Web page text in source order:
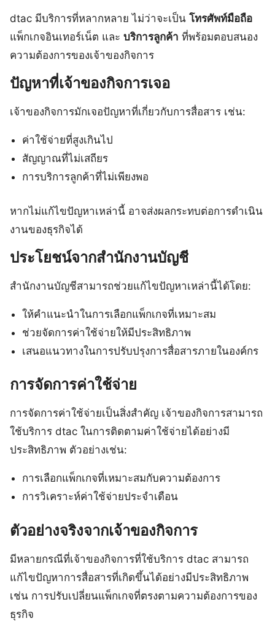
dtac มีบริการที่หลากหลาย ไม่ว่าจะเป็น โทรศัพท์มือถือ
แพ็กเกจอินเทอร์เน็ต และ บริการลูกค้า ที่พร้อมตอบสนอง
ความต้องการของเจ้าของกิจการ
ปัญหาที่เจ้าของกิจการเจอ
เจ้าของกิจการมักเจอปัญหาที่เกี่ยวกับการสื่อสาร เช่น:
ค่าใช้จ่ายที่สูงเกินไป
สัญญาณที่ไม่เสถียร
การบริการลูกค้าที่ไม่เพียงพอ
หากไม่แก้ไขปัญหาเหล่านี้ อาจส่งผลกระทบต่อการดำเนิน
งานของธุรกิจได้
ประโยชน์จากสำนักงานบัญชี
สำนักงานบัญชีสามารถช่วยแก้ไขปัญหาเหล่านี้ได้โดย:
ให้คำแนะนำในการเลือกแพ็กเกจที่เหมาะสม
ช่วยจัดการค่าใช้จ่ายให้มีประสิทธิภาพ
เสนอแนวทางในการปรับปรุงการสื่อสารภายในองค์กร
การจัดการค่าใช้จ่าย
การจัดการค่าใช้จ่ายเป็นสิ่งสำคัญ เจ้าของกิจการสามารถ
ใช้บริการ dtac ในการติดตามค่าใช้จ่ายได้อย่างมี
ประสิทธิภาพ ตัวอย่างเช่น:
การเลือกแพ็กเกจที่เหมาะสมกับความต้องการ
การวิเคราะห์ค่าใช้จ่ายประจำเดือน
ตัวอย่างจริงจากเจ้าของกิจการ
มีหลายกรณีที่เจ้าของกิจการที่ใช้บริการ dtac สามารถ
แก้ไขปัญหาการสื่อสารที่เกิดขึ้นได้อย่างมีประสิทธิภาพ
เช่น การปรับเปลี่ยนแพ็กเกจที่ตรงตามความต้องการของ
ธุรกิจ